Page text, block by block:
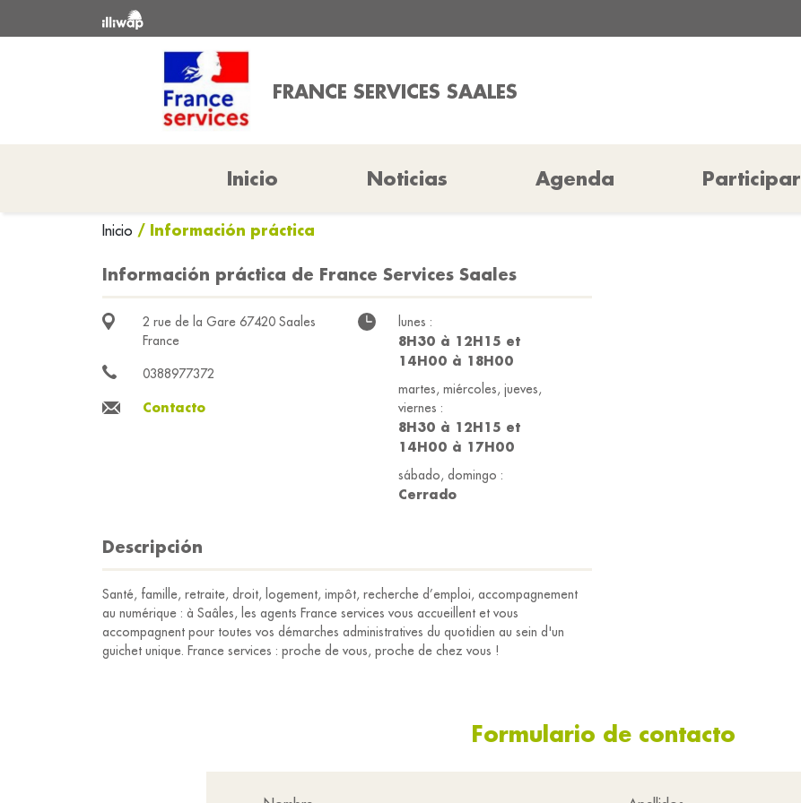
FRANCE SERVICES SAALES
Inicio Noticias Agenda Participar
Inicio / Información práctica
Información práctica de France Services Saales
2 rue de la Gare 67420 Saales
France
0388977372
Contacto
lunes :
8H30 à 12H15 et
14H00 à 18H00
martes, miércoles, jueves,
viernes :
8H30 à 12H15 et
14H00 à 17H00
sábado, domingo :
Cerrado
Descripción
Santé, famille, retraite, droit, logement, impôt, recherche d’emploi, accompagnement
au numérique : à Saâles, les agents France services vous accueillent et vous
accompagnent pour toutes vos démarches administratives du quotidien au sein d'un
guichet unique. France services : proche de vous, proche de chez vous !
Formulario de contacto